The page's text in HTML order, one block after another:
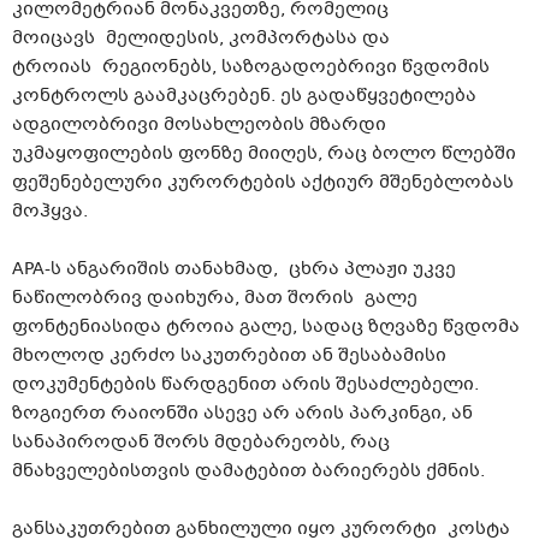
კილომეტრიან მონაკვეთზე, რომელიც
მოიცავს მელიდესის, კომპორტასა და
ტროიას რეგიონებს, საზოგადოებრივი წვდომის
კონტროლს გაამკაცრებენ. ეს გადაწყვეტილება
ადგილობრივი მოსახლეობის მზარდი
უკმაყოფილების ფონზე მიიღეს, რაც ბოლო წლებში
ფეშენებელური კურორტების აქტიურ მშენებლობას
მოჰყვა.
APA-ს ანგარიშის თანახმად, ცხრა პლაჟი უკვე
ნაწილობრივ დაიხურა, მათ შორის გალე
ფონტენიასიდა ტროია გალე, სადაც ზღვაზე წვდომა
მხოლოდ კერძო საკუთრებით ან შესაბამისი
დოკუმენტების წარდგენით არის შესაძლებელი.
ზოგიერთ რაიონში ასევე არ არის პარკინგი, ან
სანაპიროდან შორს მდებარეობს, რაც
მნახველებისთვის დამატებით ბარიერებს ქმნის.
განსაკუთრებით განხილული იყო კურორტი კოსტა